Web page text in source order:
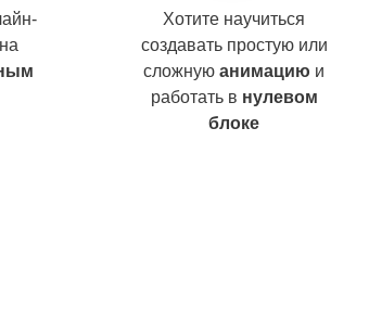
Хотите научиться
создавать простую или
сложную анимацию и
работать в нулевом
блоке